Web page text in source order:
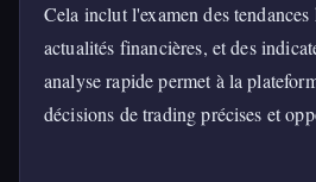
Cela inclut l'examen des
actualités financières, et des
analyse rapide permet à la
décisions de trading précises et